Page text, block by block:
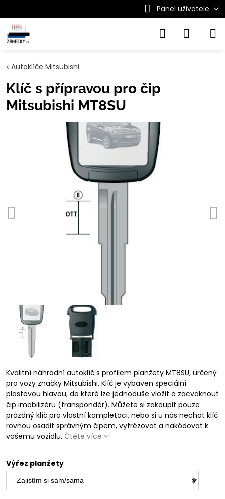
Panel uživatele
Autoklíče Mitsubishi
Klíč s přípravou pro čip
Mitsubishi MT8SU
Kvalitní náhradní autoklíč s profilem planžety MT8SU, určený
pro vozy značky Mitsubishi. Klíč je vybaven speciální
plastovou hlavou, do které lze jednoduše vložit a zacvaknout
čip imobilizéru (transpondér). Můžete si zakoupit pouze
prázdný klíč pro vlastní kompletaci, nebo si u nás nechat klíč
rovnou osadit správným čipem, vyfrézovat a nakódovat k
vašemu vozidlu. Čtěte více
Výřez planžety